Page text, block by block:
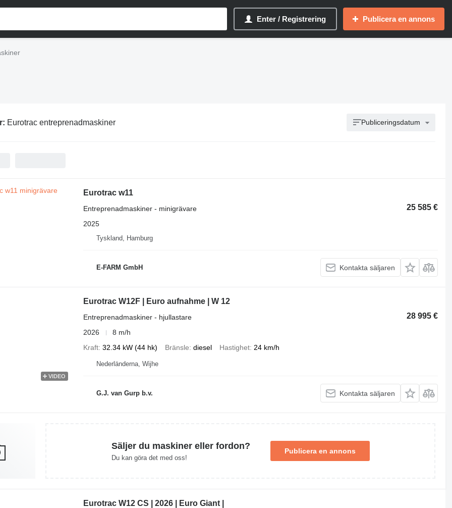
Enter / Registrering Publicera en annons
Eurotrac entreprenadmaskiner Publiceringsdatum
Eurotrac w11
25 585 €
Entreprenadmaskiner - minigrävare
2025
Tyskland, Hamburg
E-FARM GmbH Kontakta säljaren
VIDEO
Eurotrac W12F | Euro aufnahme | W 12
28 995 €
Entreprenadmaskiner - hjullastare
2026
8 m/h
Kraft 32.34 kW (44 hk) Bränsle diesel Hastighet 24 km/h
Nederländerna, Wijhe
G.J. van Gurp b.v. Kontakta säljaren
Säljer du maskiner eller fordon?
Du kan göra det med oss!
Publicera en annons
Eurotrac W12 CS | 2026 | Euro Giant |